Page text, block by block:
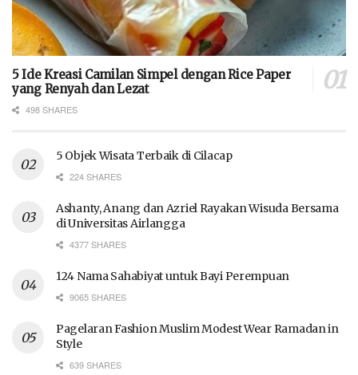
5 Ide Kreasi Camilan Simpel dengan Rice Paper
yang Renyah dan Lezat
498 SHARES
5 Objek Wisata Terbaik di Cilacap
224 SHARES
Ashanty, Anang dan Azriel Rayakan Wisuda Bersama
di Universitas Airlangga
4377 SHARES
124 Nama Sahabiyat untuk Bayi Perempuan
9065 SHARES
Pagelaran Fashion Muslim Modest Wear Ramadan in
Style
639 SHARES